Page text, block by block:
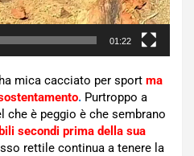
01:22
mica cacciato per sport ma
. Purtroppo a
che è peggio è che sembrano
secondi prima della sua
rettile continua a tenere la